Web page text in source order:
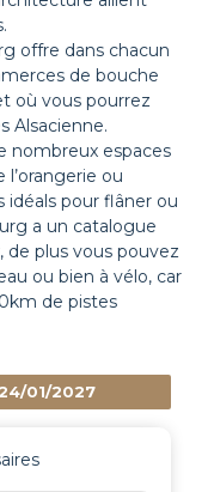
offre dans chacun
de bouche
où vous pourrez
Alsacienne.
nombreux espaces
ou
idéals pour flâner ou
a un catalogue
de plus vous pouvez
ou bien à vélo, car
de pistes
24/01/2027